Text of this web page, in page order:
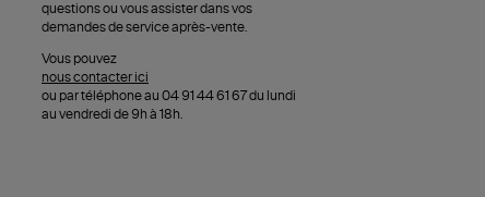
questions ou vous assister dans vos
demandes de service après-vente.
Vous pouvez
nous contacter ici
ou par téléphone au 04 91 44 61 67 du lundi
au vendredi de 9h à 18h.